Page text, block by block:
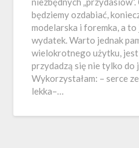
będziemy ozdabiać,
modelarska i foremka, a
wydatek. Warto jednak
wielokrotnego użytku, jest
przydadzą się nie tylko do
Wykorzystałam: – serce
lekka–…